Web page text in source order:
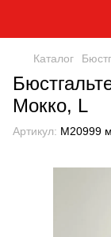
Каталог
Мокко, L
Артикул: M20999